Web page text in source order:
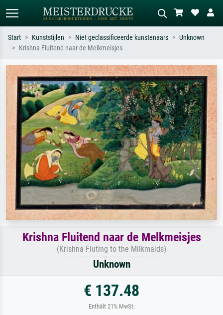
Zoek op kunstenaar, titel of stijl – bijv.
Monet, Sterrennacht, impressionisme,
Hokusai-golf, naakt.
Beschrijf de scène – bijv. groene
weide, abstract met veel rood, donker
olieverfschilderij, staand naakt naast
een boom.
Start Kunststijlen Niet geclassificeerde kunstenaars
Unknown
Krishna Fluitend naar de Melkmeisjes
Krishna Fluitend naar de Melkmeisjes
(Krishna Fluting to the Milkmaids)
Unknown
€ 137.48
Enthält 21% MwSt.